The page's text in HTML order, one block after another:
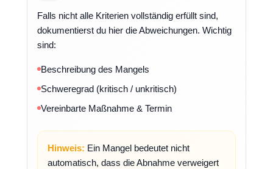
Falls nicht alle Kriterien vollständig erfüllt sind,
dokumentierst du hier die Abweichungen. Wichtig
sind:
Beschreibung des Mangels
Schweregrad (kritisch / unkritisch)
Vereinbarte Maßnahme & Termin
Hinweis: Ein Mangel bedeutet nicht
automatisch, dass die Abnahme verweigert